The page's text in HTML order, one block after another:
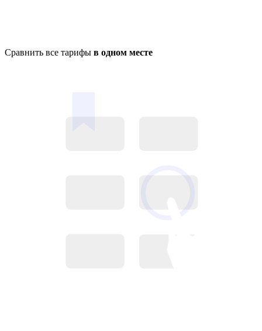
Сравнить все тарифы в одном месте